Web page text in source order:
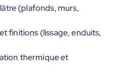
(plafonds, murs,
finitions (lissage, enduits,
thermique et